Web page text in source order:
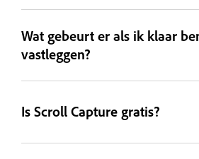
Wat gebeurt er als ik klaar
vastleggen?
Is Scroll Capture gratis?